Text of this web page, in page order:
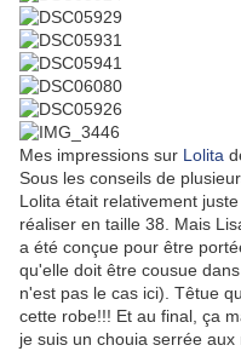
Mes impressions sur Lolita
Sous les conseils de
Lolita était relativement
réaliser en taille 38. Mais
a été conçue pour être
qu'elle doit être cousue
n'est pas le cas ici). Têtue
cette robe!!! Et au final, ça
je suis un chouia serrée